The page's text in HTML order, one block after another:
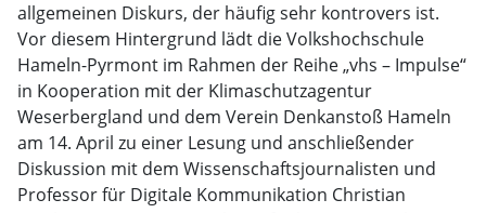
allgemeinen Diskurs, der häufig sehr kontrovers ist.
Vor diesem Hintergrund lädt die Volkshochschule
Hameln-Pyrmont im Rahmen der Reihe „vhs – Impulse“
in Kooperation mit der Klimaschutzagentur
Weserbergland und dem Verein Denkanstoß Hameln
am 14. April zu einer Lesung und anschließender
Diskussion mit dem Wissenschaftsjournalisten und
Professor für Digitale Kommunikation Christian